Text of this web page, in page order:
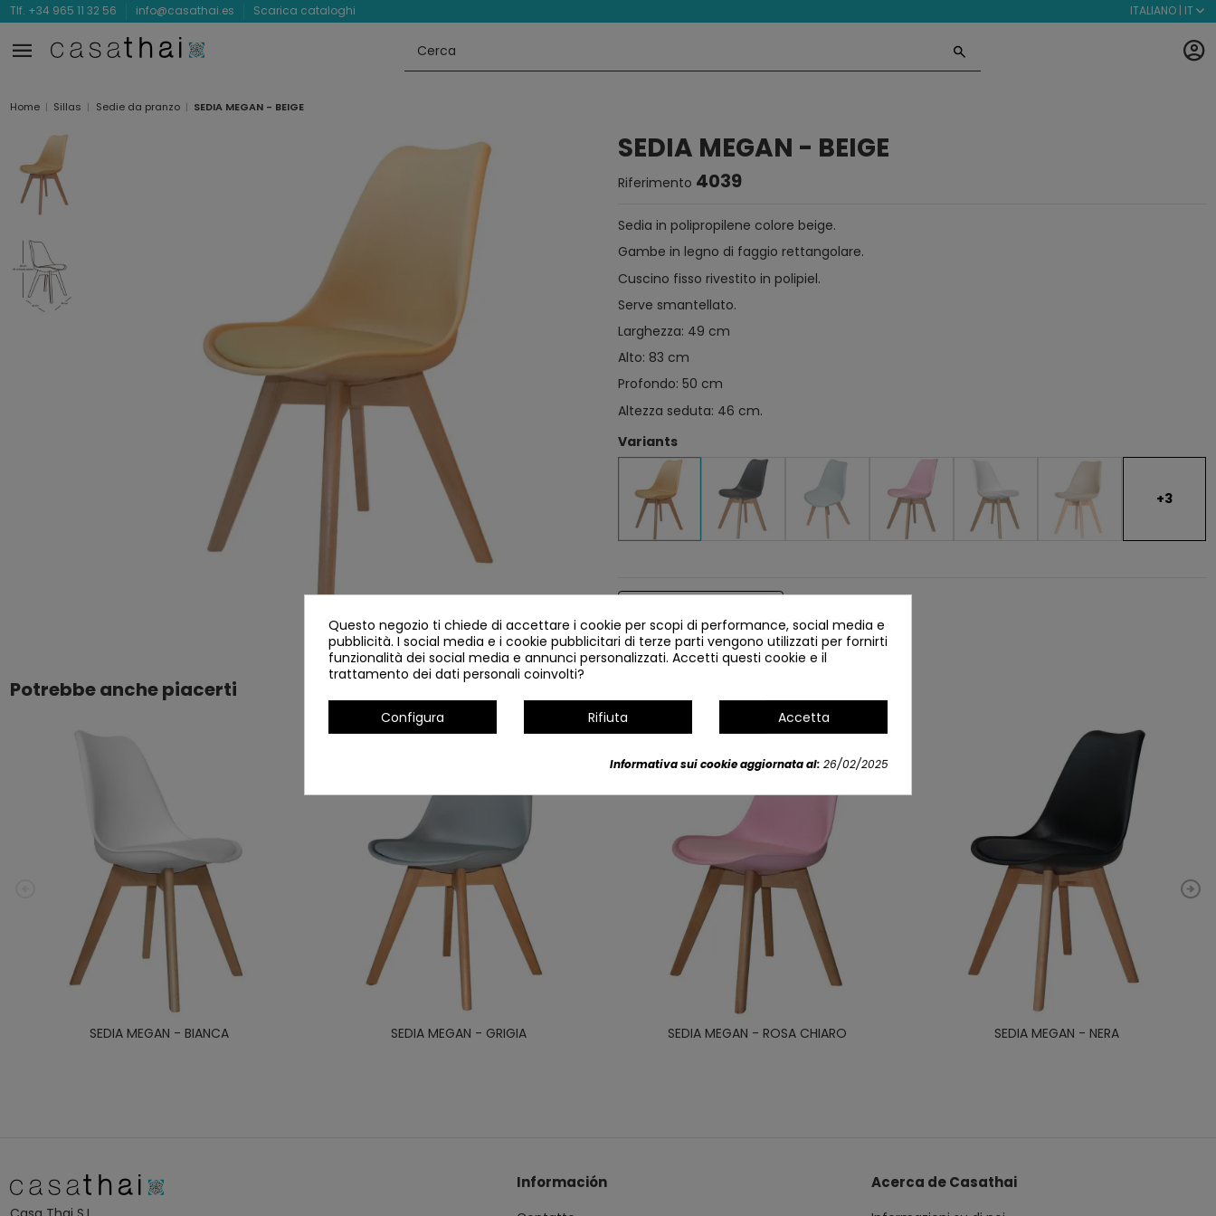
Tlf. +34 965 11 32 56 info@casathai.es Scarica cataloghi ITALIANO | IT
Home Sillas Sedie da pranzo SEDIA MEGAN - BEIGE
SEDIA MEGAN - BEIGE
Riferimento 4039
Sedia in polipropilene colore beige.
Gambe in legno di faggio rettangolare.
Cuscino fisso rivestito in polipiel.
Serve smantellato.
Larghezza: 49 cm
Alto: 83 cm
Profondo: 50 cm
Altezza seduta: 46 cm.
Variants
+3
Potrebbe anche piacerti
SEDIA MEGAN - BIANCA SEDIA MEGAN - GRIGIA SEDIA MEGAN - ROSA CHIARO SEDIA MEGAN - NERA
Información Acerca de Casathai
Questo negozio ti chiede di accettare i cookie per scopi di performance, social media e
pubblicità. I social media e i cookie pubblicitari di terze parti vengono utilizzati per fornirti
funzionalità dei social media e annunci personalizzati. Accetti questi cookie e il
trattamento dei dati personali coinvolti?
Configura Rifiuta Accetta
Informativa sui cookie aggiornata al:26/02/2025